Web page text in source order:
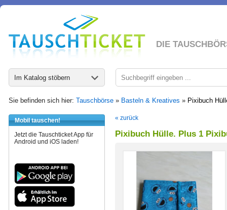
DIE
Im Katalog stöbern
Sie befinden sich hier: Tauschbörse » Basteln & Kreatives » Pixibuch
Mobil tauschen!
Jetzt die Tauschticket App für
Android und iOS laden!
« zurück
Pixibuch Hülle. Plus 1